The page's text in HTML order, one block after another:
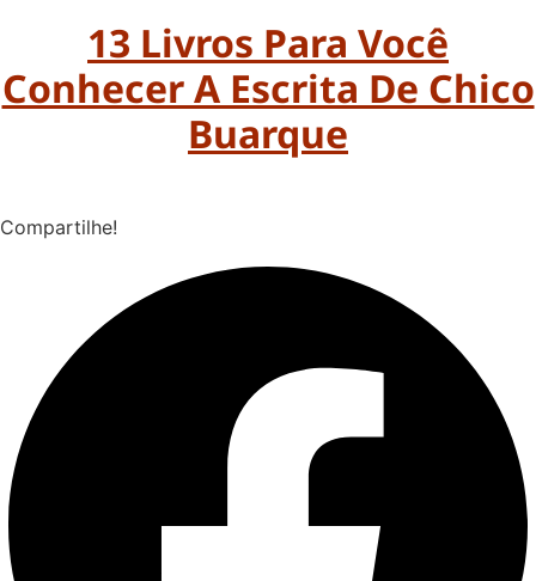
13 Livros Para Você
Conhecer A Escrita De Chico
Buarque
Compartilhe!